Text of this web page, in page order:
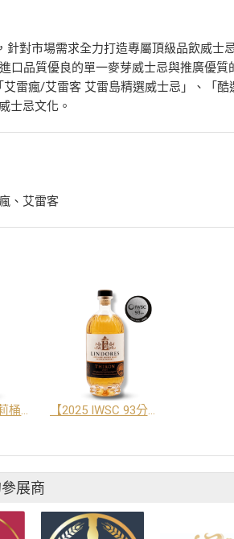
對市場需求全力打造專屬頂級品飲威士
口品質優良的單一麥芽威士忌與推廣優質
雷瘋/艾雷客 艾雷島精選威士忌」、「酷
士忌文化。
、艾雷客
【台灣限定 · 雪莉桶】艾德麥康「AD/濃韻CS」單一麥芽威士忌 58% 【2025 IWSC 93分銀牌】林多修道院「帝龍」THRION 49.4%
展商